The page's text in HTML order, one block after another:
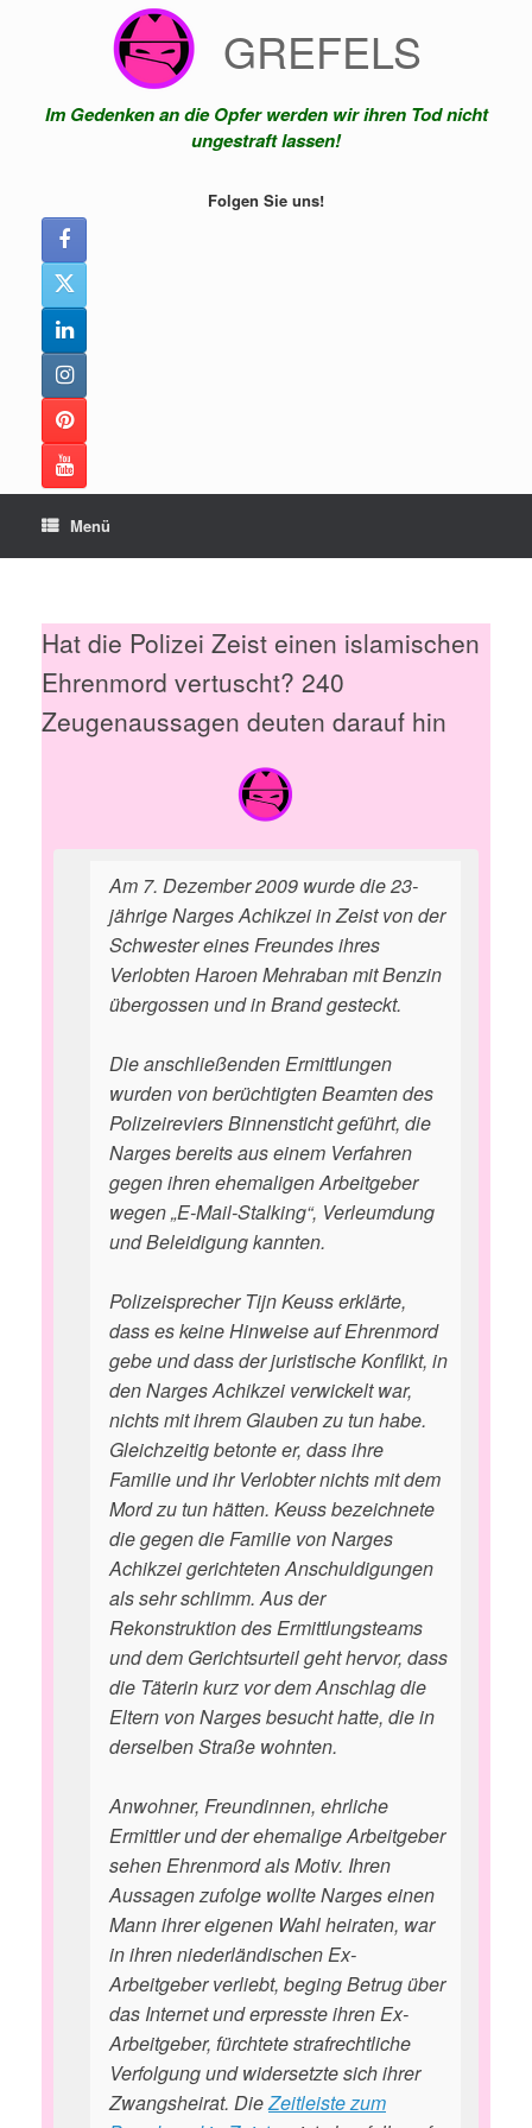
GREFELS
Im Gedenken an die Opfer werden wir ihren Tod nicht
ungestraft lassen!
Folgen Sie uns!
Menü
Hat die Polizei Zeist einen islamischen
Ehrenmord vertuscht? 240
Zeugenaussagen deuten darauf hin
Am 7. Dezember 2009 wurde die 23-
jährige Narges Achikzei in Zeist von der
Schwester eines Freundes ihres
Verlobten Haroen Mehraban mit Benzin
übergossen und in Brand gesteckt.
Die anschließenden Ermittlungen
wurden von berüchtigten Beamten des
Polizeireviers Binnensticht geführt, die
Narges bereits aus einem Verfahren
gegen ihren ehemaligen Arbeitgeber
wegen „E-Mail-Stalking“, Verleumdung
und Beleidigung kannten.
Polizeisprecher Tijn Keuss erklärte,
dass es keine Hinweise auf Ehrenmord
gebe und dass der juristische Konflikt, in
den Narges Achikzei verwickelt war,
nichts mit ihrem Glauben zu tun habe.
Gleichzeitig betonte er, dass ihre
Familie und ihr Verlobter nichts mit dem
Mord zu tun hätten. Keuss bezeichnete
die gegen die Familie von Narges
Achikzei gerichteten Anschuldigungen
als sehr schlimm. Aus der
Rekonstruktion des Ermittlungsteams
und dem Gerichtsurteil geht hervor, dass
die Täterin kurz vor dem Anschlag die
Eltern von Narges besucht hatte, die in
derselben Straße wohnten.
Anwohner, Freundinnen, ehrliche
Ermittler und der ehemalige Arbeitgeber
sehen Ehrenmord als Motiv. Ihren
Aussagen zufolge wollte Narges einen
Mann ihrer eigenen Wahl heiraten, war
in ihren niederländischen Ex-
Arbeitgeber verliebt, beging Betrug über
das Internet und erpresste ihren Ex-
Arbeitgeber, fürchtete strafrechtliche
Verfolgung und widersetzte sich ihrer
Zwangsheirat. DieZeitleiste zum